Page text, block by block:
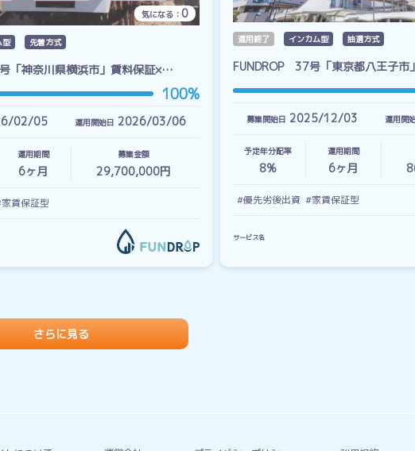
気になる： 0
型 先着方式
「神奈川県横浜市」賃料保証×…
100%
02/05 運用開始日 2026/03/06
運用期間
6ヶ月
募集金額
29,700,000円
賃保証型
運用終了 インカム型 抽選方式
FUNDROP 37号「東京都八王子
募集開始日 2025/12/03 運用開
予定年分配率
8%
運用期間
6ヶ月
#優先劣後出資 #家賃保証型
サービス名
さらに見る